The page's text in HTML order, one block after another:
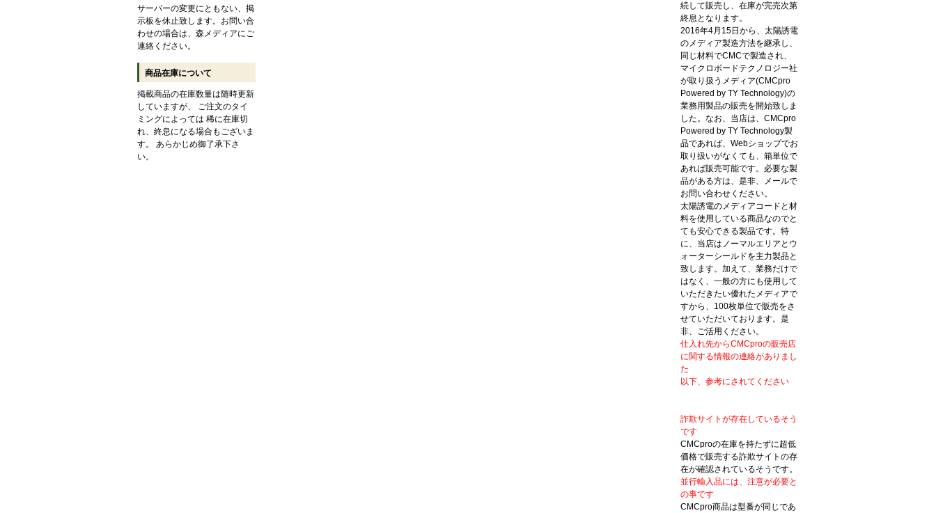
サーバーの変更にともない、掲
示板を休止致します。お問い合
わせの場合は、森メディアにご
連絡ください。
商品在庫について
掲載商品の在庫数量は随時更新
していますが、 ご注文のタイ
ミングによっては 稀に在庫切
れ、終息になる場合もございま
す。 あらかじめ御了承下さ
い。
続して販売し、在庫が完売次第
終息となります。
2016年4月15日から、太陽誘電
のメディア製造方法を継承し、
同じ材料でCMCで製造され、
マイクロボードテクノロジー社
が取り扱うメディア(CMCpro
Powered by TY Technology)の
業務用製品の販売を開始致しま
した。なお、当店は、CMCpro
Powered by TY Technology製
品であれば、Webショップでお
取り扱いがなくても、箱単位で
あれば販売可能です。必要な製
品がある方は、是非、メールで
お問い合わせください。
太陽誘電のメディアコードと材
料を使用している商品なのでと
ても安心できる製品です。特
に、当店はノーマルエリアとウ
ォーターシールドを主力製品と
致します。加えて、業務だけで
はなく、一般の方にも使用して
いただきたい優れたメディアで
すから、100枚単位で販売をさ
せていただいております。是
非、ご活用ください。
仕入れ先からCMCproの販売店
に関する情報の連絡がありまし
た
以下、参考にされてください
詐欺サイトが存在しているそう
です
CMCproの在庫を持たずに超低
価格で販売する詐欺サイトの存
在が確認されているそうです。
並行輸入品には、注意が必要と
の事です
CMCpro商品は型番が同じであ